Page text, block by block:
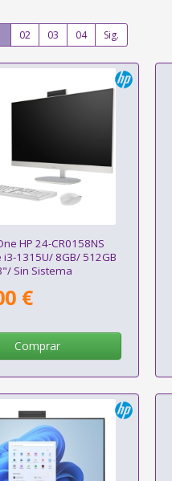
02 03 04 Sig.
HP 24-CR0158NS
i3-1315U/ 8GB/ 512GB
Sin Sistema
€
Comprar